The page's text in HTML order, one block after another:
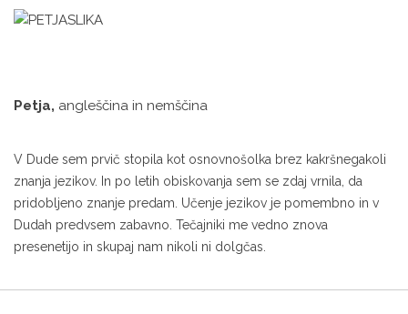
Petja, angleščina in nemščina
V Dude sem prvič stopila kot osnovnošolka brez kakršnegakoli
znanja jezikov. In po letih obiskovanja sem se zdaj vrnila, da
pridobljeno znanje predam. Učenje jezikov je pomembno in v
Dudah predvsem zabavno. Tečajniki me vedno znova
presenetijo in skupaj nam nikoli ni dolgčas.